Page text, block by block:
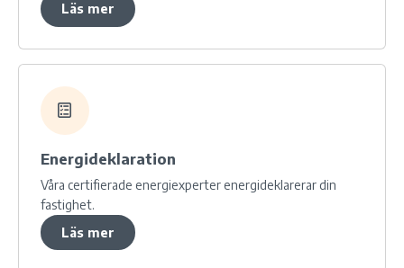
Läs mer
Energideklaration
Våra certifierade energiexperter energideklarerar din
fastighet.
Läs mer